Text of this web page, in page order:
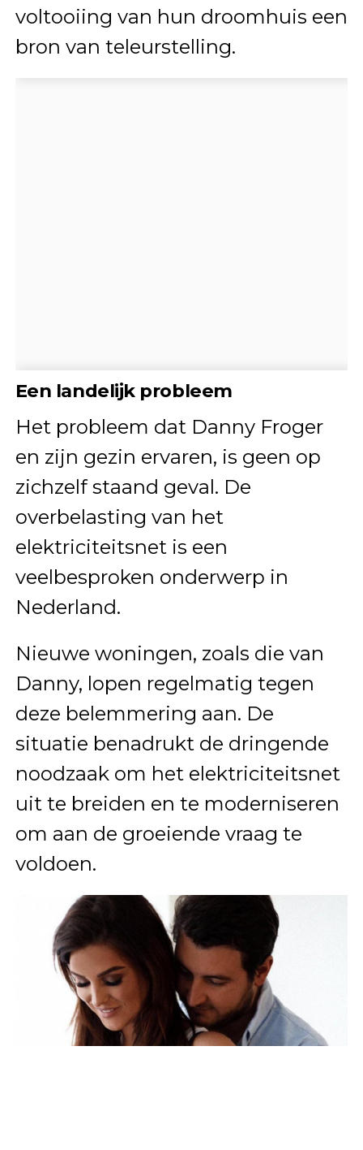
voltooiing van hun droomhuis een
bron van teleurstelling.
Een landelijk probleem
Het probleem dat Danny Froger
en zijn gezin ervaren, is geen op
zichzelf staand geval. De
overbelasting van het
elektriciteitsnet is een
veelbesproken onderwerp in
Nederland.
Nieuwe woningen, zoals die van
Danny, lopen regelmatig tegen
deze belemmering aan. De
situatie benadrukt de dringende
noodzaak om het elektriciteitsnet
uit te breiden en te moderniseren
om aan de groeiende vraag te
voldoen.